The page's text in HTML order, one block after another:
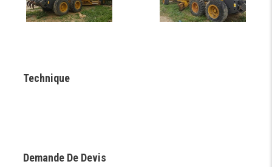
Technique
Demande De Devis